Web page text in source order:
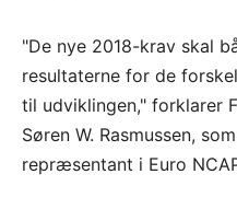
"De nye 2018-krav skal
resultaterne for de
til udviklingen," forklarer
Søren W. Rasmussen,
repræsentant i Euro